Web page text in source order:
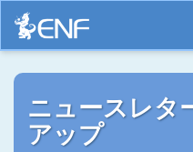
ニュースレタ
アップ